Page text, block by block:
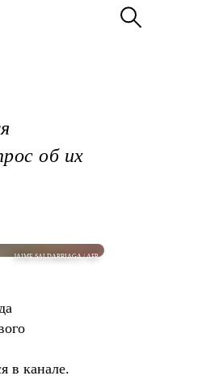
об их
JAIME SALDARRIAGA / AFP
в канале.